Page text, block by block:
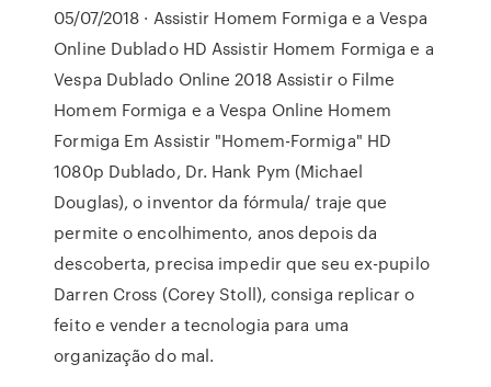
05/07/2018 · Assistir Homem Formiga e a Vespa
Online Dublado HD Assistir Homem Formiga e a
Vespa Dublado Online 2018 Assistir o Filme
Homem Formiga e a Vespa Online Homem
Formiga Em Assistir "Homem-Formiga" HD
1080p Dublado, Dr. Hank Pym (Michael
Douglas), o inventor da fórmula/ traje que
permite o encolhimento, anos depois da
descoberta, precisa impedir que seu ex-pupilo
Darren Cross (Corey Stoll), consiga replicar o
feito e vender a tecnologia para uma
organização do mal.